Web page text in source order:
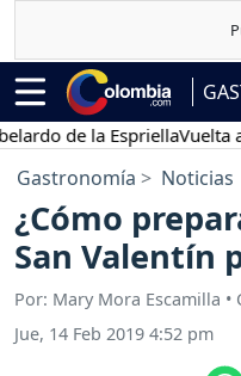
de la EspriellaVuelta a
Gastronomía Noticias
¿Cómo
San Valentín
Por: Mary Mora Escamilla •
Jue, 14 Feb 2019 4:52 pm